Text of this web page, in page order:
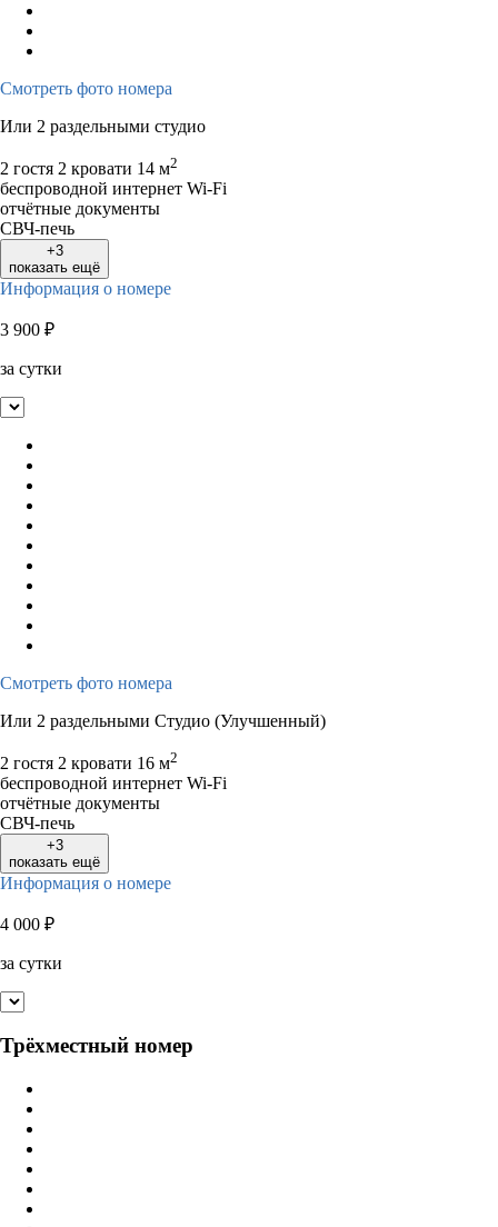
Смотреть фото номера
Или 2 раздельными студио
2 гостя 2 кровати 14 м2
беспроводной интернет Wi-Fi
отчётные документы
СВЧ-печь
+3
показать ещё
Информация о номере
3 900 ₽
за сутки
Смотреть фото номера
Или 2 раздельными Студио (Улучшенный)
2 гостя 2 кровати 16 м2
беспроводной интернет Wi-Fi
отчётные документы
СВЧ-печь
+3
показать ещё
Информация о номере
4 000 ₽
за сутки
Трёхместный номер